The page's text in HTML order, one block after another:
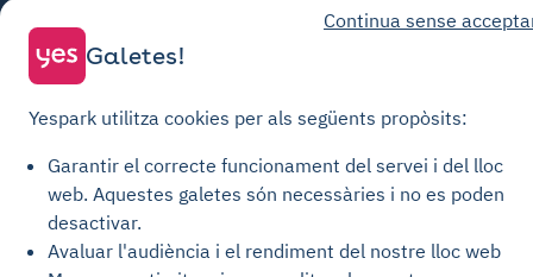
Condicions generals de venda Recàrrega
Política de cookies
Avisos legals
Continua sense
Galetes!
Yespark utilitza cookies per als següents propòsits:
Garantir el correcte funcionament del servei i del lloc
web. Aquestes galetes són necessàries i no es poden
desactivar.
Avaluar l'audiència i el rendiment del nostre lloc web